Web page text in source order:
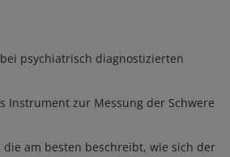
psychiatrisch diagnostizierten
Instrument zur Messung der Schwere
am besten beschreibt, wie sich der